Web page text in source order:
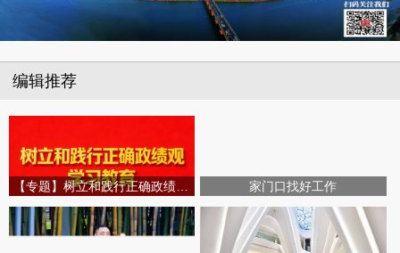
编辑推荐
【专题】树立和践行正确政绩观学习教育 家门口找好工作